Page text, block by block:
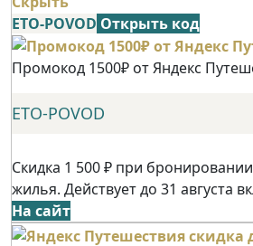
ETO-POVOD Открыть код
Промокод 1500₽ от Яндекс
ETO-POVOD
Скидка 1 500 ₽ при
жилья. Действует до 31 августа
На сайт